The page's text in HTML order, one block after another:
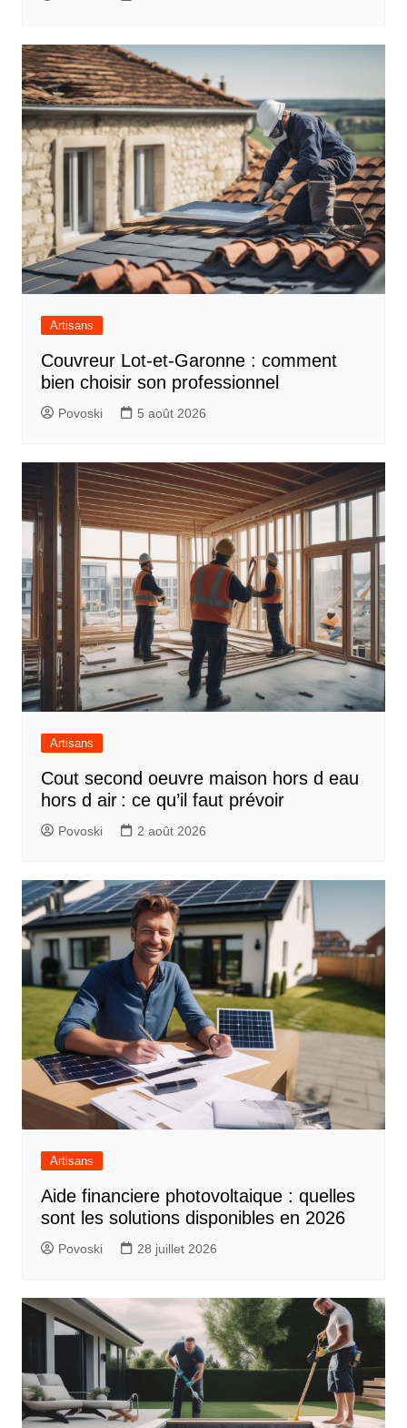
Artisans
Couvreur Lot-et-Garonne : comment
bien choisir son professionnel
Povoski 5 août 2026
Artisans
Cout second oeuvre maison hors d eau
hors d air : ce qu’il faut prévoir
Povoski 2 août 2026
Artisans
Aide financiere photovoltaique : quelles
sont les solutions disponibles en 2026
Povoski 28 juillet 2026